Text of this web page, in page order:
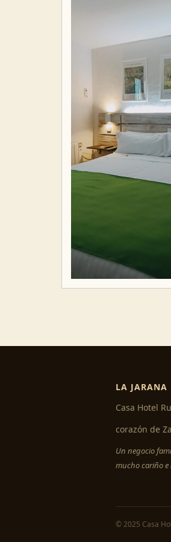
LA JARANA
Casa Hotel
corazón de
Un negocio
mucho cariño e
© 2025 Casa